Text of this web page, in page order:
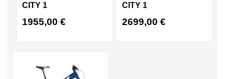
CITY 1
1955,00 €
CITY 1
2699,00 €